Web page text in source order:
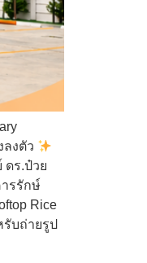
ลงตัว
ดร.ป๋วย
รรักษ์
Rice
บถ่ายรูป